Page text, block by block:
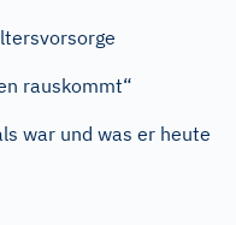
rauskommt“
war und was er heute